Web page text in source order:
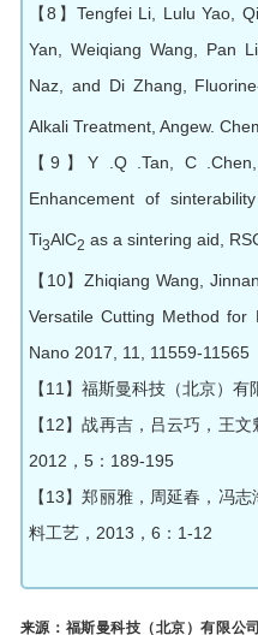
【8】Tengfei Li, Lulu Yao,
Yan, Weiqiang Wang, Pan
Naz, and Di Zhang,
Alkali Treatment, Angew.
【9】Y .Q .Tan, C
Enhancement of
Ti3AlC2 as a sintering aid,
【10】Zhiqiang Wang,
Versatile Cutting Method for
Nano 2017, 11, 11559-11565
【11】福斯曼科技（北京）
【12】战再吉，吕云巧，王
2012，5：189-195
【13】郑丽雅，周延春，冯
料工艺，2013，6：1-12
来源：福斯曼科技（北京）有限公司